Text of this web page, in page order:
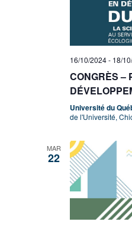
16/10/2024- 18/
CONGRÈS –
Université du
de l'Université,
MAR
22